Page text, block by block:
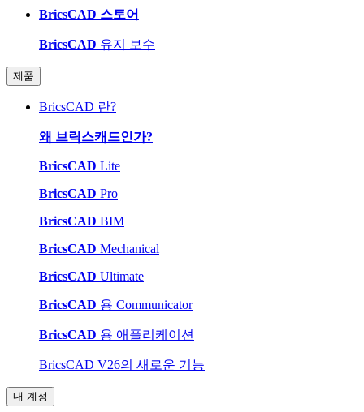
BricsCAD 스토어
BricsCAD 유지 보수
제품
BricsCAD 란?
왜 브릭스캐드인가?
BricsCAD Lite
BricsCAD Pro
BricsCAD BIM
BricsCAD Mechanical
BricsCAD Ultimate
BricsCAD 용 Communicator
BricsCAD 용 애플리케이션
BricsCAD V26의 새로운 기능
내 계정